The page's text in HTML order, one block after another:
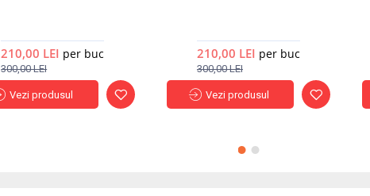
210,00 LEI per buc
300,00 LEI
Vezi produsul
210,00 LEI per buc
300,00 LEI
Vezi produsul